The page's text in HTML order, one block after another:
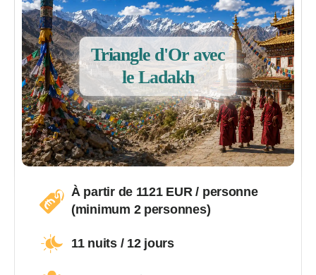
Triangle d'Or avec
le Ladakh
À partir de 1121 EUR / personne
(minimum 2 personnes)
11 nuits / 12 jours